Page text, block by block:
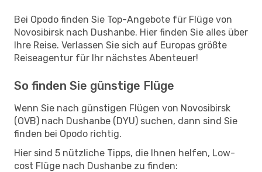
Bei Opodo finden Sie Top-Angebote für Flüge von
Novosibirsk nach Dushanbe. Hier finden Sie alles über
Ihre Reise. Verlassen Sie sich auf Europas größte
Reiseagentur für Ihr nächstes Abenteuer!
So finden Sie günstige Flüge
Wenn Sie nach günstigen Flügen von Novosibirsk
(OVB) nach Dushanbe (DYU) suchen, dann sind Sie
finden bei Opodo richtig.
Hier sind 5 nützliche Tipps, die Ihnen helfen, Low-
cost Flüge nach Dushanbe zu finden: